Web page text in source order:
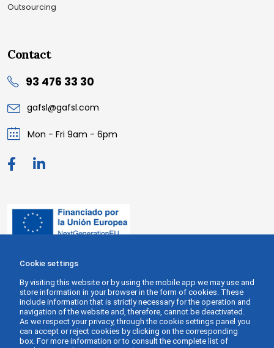
Outsourcing
Contact
93 476 33 30
gafsl@gafsl.com
Mon - Fri 9am - 6pm
Cookie settings
By visiting this website or by using the mobile app we may use and
store information in your browser in the form of cookies. These
include information that is strictly necessary for the operation and
navigation of the website and, therefore, cannot be deactivated.
As we respect your privacy, through the cookie settings panel you
can accept or reject cookies by clicking on the corresponding
box. For more information or to consult the complete list of